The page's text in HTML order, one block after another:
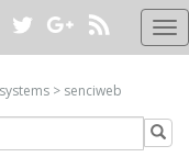
> senciweb